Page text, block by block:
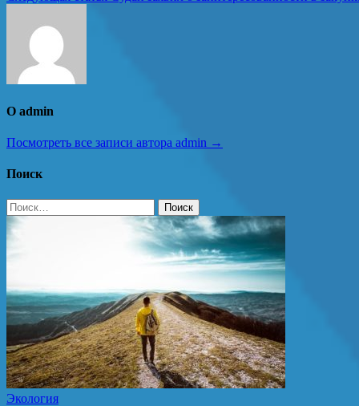
по
записям
О admin
Посмотреть все записи автора admin →
Поиск
Найти:
Экология